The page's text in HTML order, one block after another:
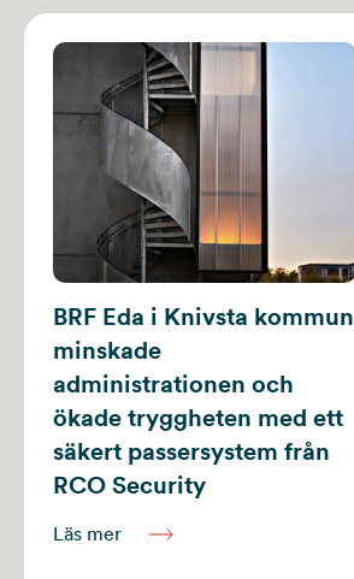
BRF Eda i Knivsta kommun
minskade
administrationen och
ökade tryggheten med ett
säkert passersystem från
RCO Security
Läs mer